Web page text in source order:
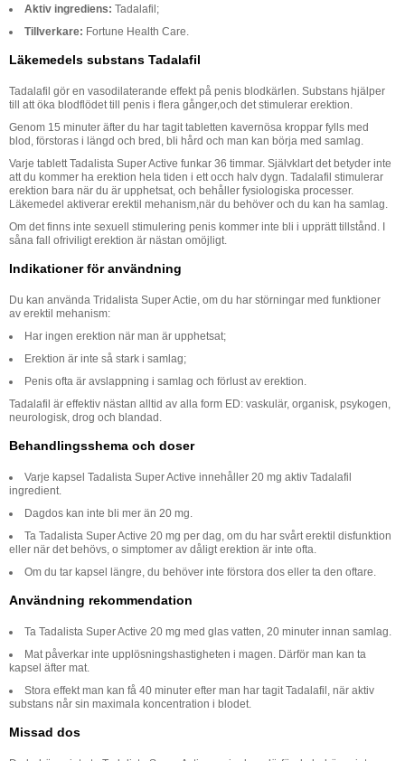
Aktiv ingrediens: Tadalafil;
Tillverkare: Fortune Health Care.
Läkemedels substans Tadalafil
Tadalafil gör en vasodilaterande effekt på penis blodkärlen. Substans hjälper
till att öka blodflödet till penis i flera gånger,och det stimulerar erektion.
Genom 15 minuter äfter du har tagit tabletten kavernösa kroppar fylls med
blod, förstoras i längd och bred, bli hård och man kan börja med samlag.
Varje tablett Tadalista Super Active funkar 36 timmar. Självklart det betyder inte
att du kommer ha erektion hela tiden i ett occh halv dygn. Tadalafil stimulerar
erektion bara när du är upphetsat, och behåller fysiologiska processer.
Läkemedel aktiverar erektil mehanism,när du behöver och du kan ha samlag.
Om det finns inte sexuell stimulering penis kommer inte bli i upprätt tillstånd. I
såna fall ofriviligt erektion är nästan omöjligt.
Indikationer för användning
Du kan använda Tridalista Super Actie, om du har störningar med funktioner
av erektil mehanism:
Har ingen erektion när man är upphetsat;
Erektion är inte så stark i samlag;
Penis ofta är avslappning i samlag och förlust av erektion.
Tadalafil är effektiv nästan alltid av alla form ED: vaskulär, organisk, psykogen,
neurologisk, drog och blandad.
Behandlingsshema och doser
Varje kapsel Tadalista Super Active innehåller 20 mg aktiv Tadalafil
ingredient.
Dagdos kan inte bli mer än 20 mg.
Ta Tadalista Super Active 20 mg per dag, om du har svårt erektil disfunktion
eller när det behövs, o simptomer av dåligt erektion är inte ofta.
Om du tar kapsel längre, du behöver inte förstora dos eller ta den oftare.
Användning rekommendation
Ta Tadalista Super Active 20 mg med glas vatten, 20 minuter innan samlag.
Mat påverkar inte upplösningshastigheten i magen. Därför man kan ta
kapsel äfter mat.
Stora effekt man kan få 40 minuter efter man har tagit Tadalafil, när aktiv
substans når sin maximala koncentration i blodet.
Missad dos